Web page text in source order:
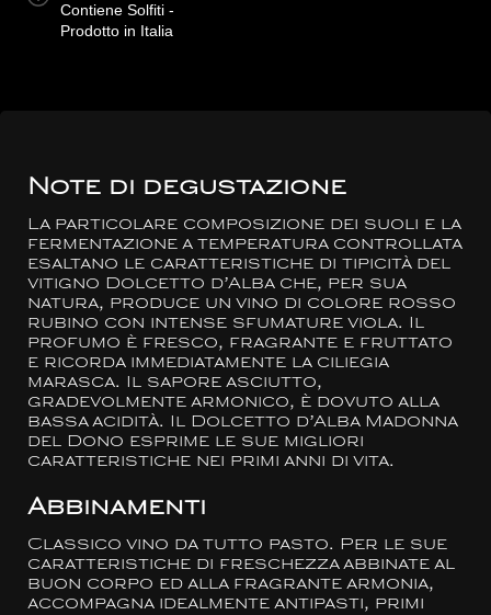
Contiene Solfiti -
Prodotto in Italia
Note di degustazione
La particolare composizione dei suoli e la
fermentazione a temperatura controllata
esaltano le caratteristiche di tipicità del
vitigno Dolcetto d’Alba che, per sua
natura, produce un vino di colore rosso
rubino con intense sfumature viola. Il
profumo è fresco, fragrante e fruttato
e ricorda immediatamente la ciliegia
marasca. Il sapore asciutto,
gradevolmente armonico, è dovuto alla
bassa acidità. Il Dolcetto d’Alba Madonna
del Dono esprime le sue migliori
caratteristiche nei primi anni di vita.
Abbinamenti
Classico vino da tutto pasto. Per le sue
caratteristiche di freschezza abbinate al
buon corpo ed alla fragrante armonia,
accompagna idealmente antipasti, primi